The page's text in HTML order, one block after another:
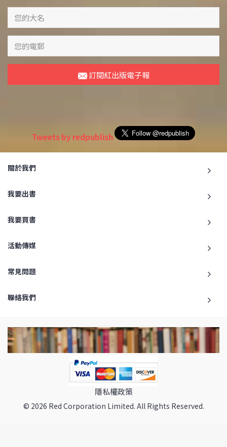
訂閱紅出版電子報
Tweets by redpublish
關於我們
我要出書
我要買書
活動傳媒
常見問題
聯絡我們
隱私權政策
© 2026 Red Corporation Limited. All Rights Reserved.